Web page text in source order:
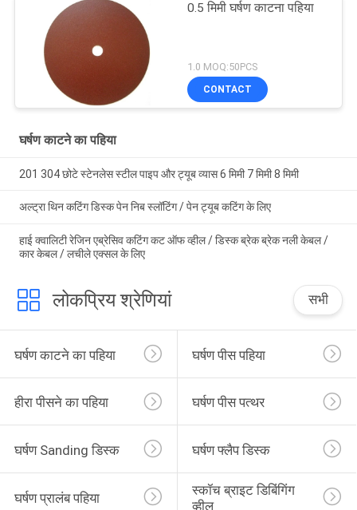
0.5 मिमी घर्षण काटना पहिया
1.0 MOQ:50PCS
CONTACT
घर्षण काटने का पहिया
201 304 छोटे स्टेनलेस स्टील पाइप और ट्यूब व्यास 6 मिमी 7 मिमी 8 मिमी
अल्ट्रा थिन कटिंग डिस्क पेन निब स्लॉटिंग / पेन ट्यूब कटिंग के लिए
हाई क्वालिटी रेजिन एब्रेसिव कटिंग कट ऑफ व्हील / डिस्क ब्रेक ब्रेक नली केबल /
कार केबल / लचीले एक्सल के लिए
लोकप्रिय श्रेणियां सभी
घर्षण काटने का पहिया घर्षण पीस पहिया
हीरा पीसने का पहिया घर्षण पीस पत्थर
घर्षण Sanding डिस्क घर्षण फ्लैप डिस्क
घर्षण प्रालंब पहिया
स्कॉच ब्राइट डिबिंगिंग
व्हील